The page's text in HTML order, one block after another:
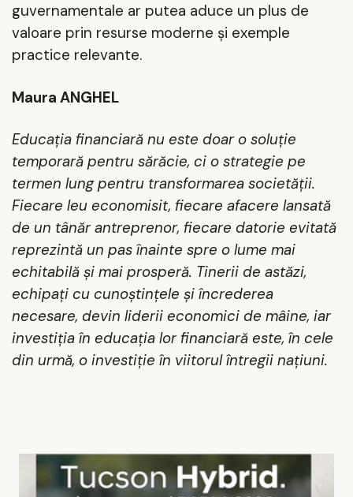
guvernamentale ar putea aduce un plus de
valoare prin resurse moderne și exemple
practice relevante.
Maura ANGHEL
Educația financiară nu este doar o soluție
temporară pentru sărăcie, ci o strategie pe
termen lung pentru transformarea societății.
Fiecare leu economisit, fiecare afacere lansată
de un tânăr antreprenor, fiecare datorie evitată
reprezintă un pas înainte spre o lume mai
echitabilă și mai prosperă. Tinerii de astăzi,
echipați cu cunoștințele și încrederea
necesare, devin liderii economici de mâine, iar
investiția în educația lor financiară este, în cele
din urmă, o investiție în viitorul întregii națiuni.